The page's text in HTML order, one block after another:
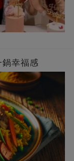
幸福感